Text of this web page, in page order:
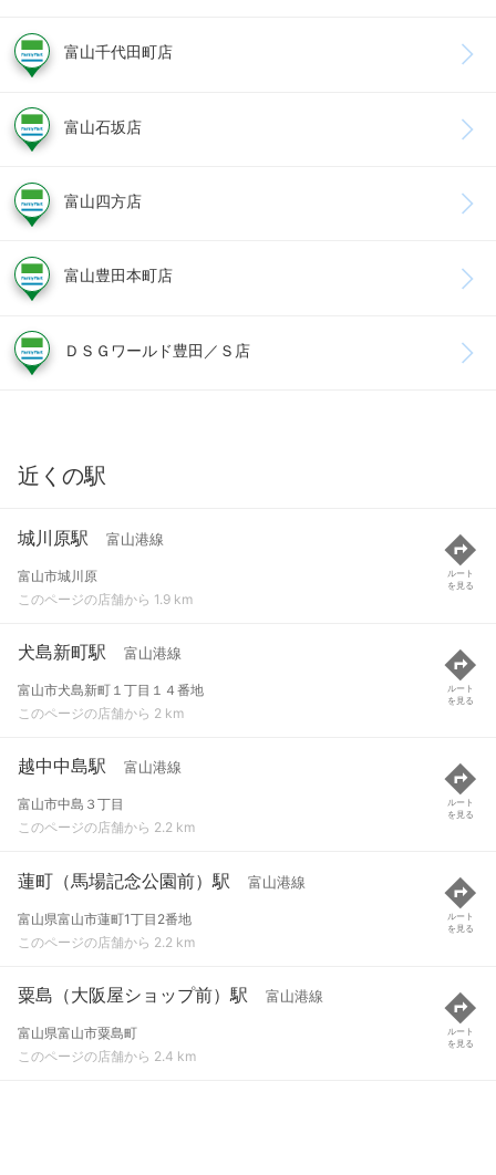
富山千代田町店
富山石坂店
富山四方店
富山豊田本町店
ＤＳＧワールド豊田／Ｓ店
近くの駅
城川原駅 富山港線
富山市城川原
このページの店舗から 1.9 km
ルート
を見る
犬島新町駅 富山港線
富山市犬島新町１丁目１４番地
このページの店舗から 2 km
ルート
を見る
越中中島駅 富山港線
富山市中島３丁目
このページの店舗から 2.2 km
ルート
を見る
蓮町（馬場記念公園前）駅 富山港線
富山県富山市蓮町1丁目2番地
このページの店舗から 2.2 km
ルート
を見る
粟島（大阪屋ショップ前）駅 富山港線
富山県富山市粟島町
このページの店舗から 2.4 km
ルート
を見る